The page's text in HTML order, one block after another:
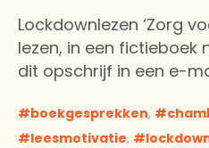
Lockdownlezen ‘Zorg
lezen, in een fictieboek
dit opschrijf in een e-
boekgesprekken,
leesmotivatie,